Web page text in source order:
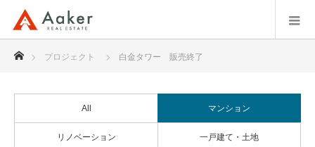
プロジェクト 白金タワー 販売終了
All マンション
リノベーション 一戸建て・土地